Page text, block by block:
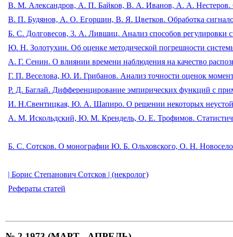
В. М. Александров, А. П. Байков, В. А. Иванов, А. А. Нестеров.
В. П. Будянов, А. О. Егоршин, В. Я. Цветков. Обработка
Б. С. Долговесов, 3. А. Лившиц. Анализ способов регулировки
Ю. Н. Золотухин. Об оценке методической погрешности
А. Г. Сенин. О влиянии времени наблюдения на качество
Г. П. Веселова, Ю. И. Грибанов. Анализ точности оценок
Р. Д. Баглай. Дифференцирование эмпирических функций с
И. Н.Свентицкая, Ю. А. Шапиро. О решении некоторых
А. М. Искольдский, Ю. М. Крендель, О. Е. Трофимов.
Б. С. Сотсков. О монографии Ю. Б. Ольховского, О. Н.
| Борис Степанович Сотсков | (некролог)
Рефераты статей